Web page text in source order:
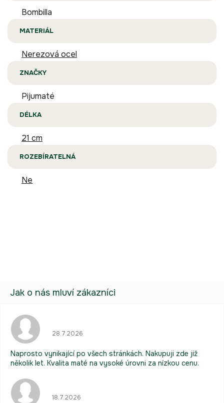
Bombilla
MATERIÁL
Nerezová ocel
ZNAČKY
Pijumaté
DÉLKA
21 cm
ROZEBÍRATELNÁ
Ne
28.7.2026
Naprosto vynikající po všech stránkách. Nakupuji zde již
několik let. Kvalita maté na vysoké úrovni za nízkou cenu.
18.7.2026